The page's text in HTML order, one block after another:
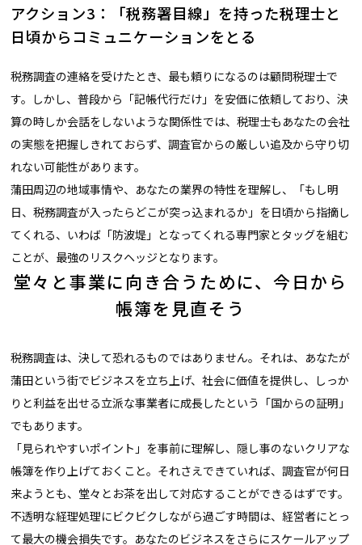
アクション3：「税務署目線」を持った税理士と
日頃からコミュニケーションをとる
税務調査の連絡を受けたとき、最も頼りになるのは顧問税理士で
す。しかし、普段から「記帳代行だけ」を安価に依頼しており、決
算の時しか会話をしないような関係性では、税理士もあなたの会社
の実態を把握しきれておらず、調査官からの厳しい追及から守り切
れない可能性があります。
蒲田周辺の地域事情や、あなたの業界の特性を理解し、「もし明
日、税務調査が入ったらどこが突っ込まれるか」を日頃から指摘し
てくれる、いわば「防波堤」となってくれる専門家とタッグを組む
ことが、最強のリスクヘッジとなります。
堂々と事業に向き合うために、今日から
帳簿を見直そう
税務調査は、決して恐れるものではありません。それは、あなたが
蒲田という街でビジネスを立ち上げ、社会に価値を提供し、しっか
りと利益を出せる立派な事業者に成長したという「国からの証明」
でもあります。
「見られやすいポイント」を事前に理解し、隠し事のないクリアな
帳簿を作り上げておくこと。それさえできていれば、調査官が何日
来ようとも、堂々とお茶を出して対応することができるはずです。
不透明な経理処理にビクビクしながら過ごす時間は、経営者にとっ
て最大の機会損失です。あなたのビジネスをさらにスケールアップ